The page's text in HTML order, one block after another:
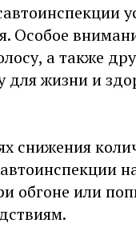
Особое
а также
для жизни и
снижения
обгоне или